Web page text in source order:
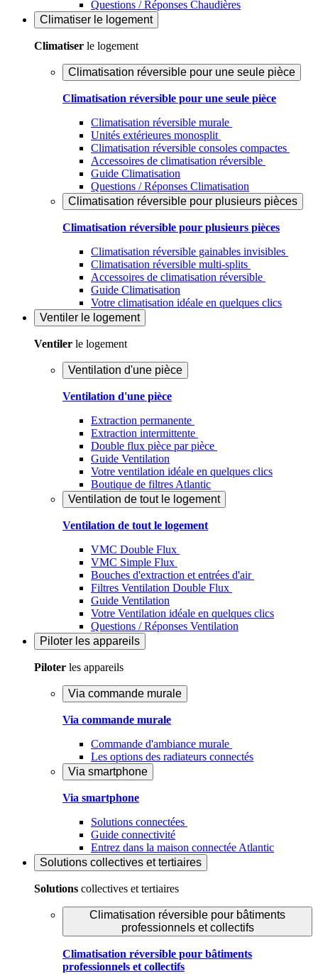
Questions / Réponses Chaudières
Climatiser le logement
Climatiser le logement
Climatisation réversible pour une seule pièce
Climatisation réversible pour une seule pièce
Climatisation réversible murale
Unités extérieures monosplit
Climatisation réversible consoles compactes
Accessoires de climatisation réversible
Guide Climatisation
Questions / Réponses Climatisation
Climatisation réversible pour plusieurs pièces
Climatisation réversible pour plusieurs pièces
Climatisation réversible gainables invisibles
Climatisation réversible multi-splits
Accessoires de climatisation réversible
Guide Climatisation
Votre climatisation idéale en quelques clics
Ventiler le logement
Ventiler le logement
Ventilation d'une pièce
Ventilation d'une pièce
Extraction permanente
Extraction intermittente
Double flux pièce par pièce
Guide Ventilation
Votre ventilation idéale en quelques clics
Boutique de filtres Atlantic
Ventilation de tout le logement
Ventilation de tout le logement
VMC Double Flux
VMC Simple Flux
Bouches d'extraction et entrées d'air
Filtres Ventilation Double Flux
Guide Ventilation
Votre Ventilation idéale en quelques clics
Questions / Réponses Ventilation
Piloter les appareils
Piloter les appareils
Via commande murale
Via commande murale
Commande d'ambiance murale
Les options des radiateurs connectés
Via smartphone
Via smartphone
Solutions connectées
Guide connectivité
Entrez dans la maison connectée Atlantic
Solutions collectives et tertiaires
Solutions collectives et tertiaires
Climatisation réversible pour bâtiments
professionnels et collectifs
Climatisation réversible pour bâtiments
professionnels et collectifs